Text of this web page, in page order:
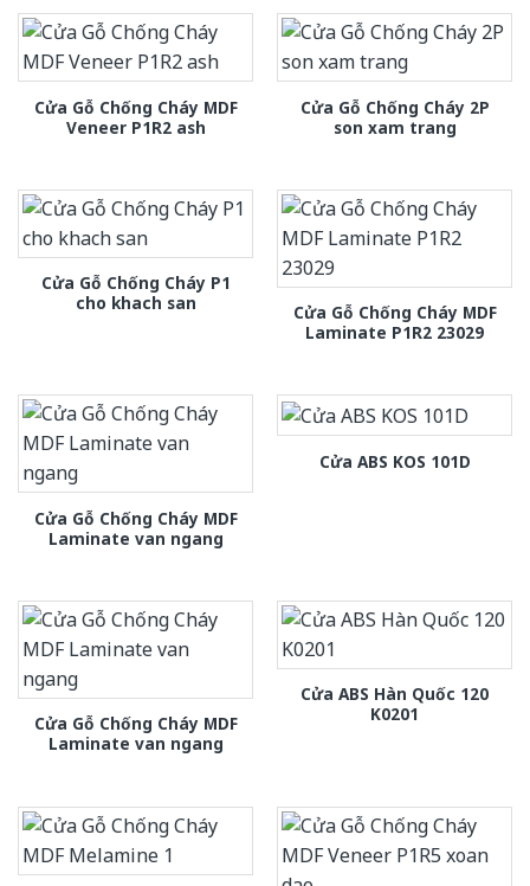
Cửa Gỗ Chống Cháy MDF
Veneer P1R2 ash
Cửa Gỗ Chống Cháy 2P
son xam trang
Cửa Gỗ Chống Cháy P1
cho khach san
Cửa Gỗ Chống Cháy MDF
Laminate P1R2 23029
Cửa Gỗ Chống Cháy MDF
Laminate van ngang
Cửa ABS KOS 101D
Cửa Gỗ Chống Cháy MDF
Laminate van ngang
Cửa ABS Hàn Quốc 120
K0201